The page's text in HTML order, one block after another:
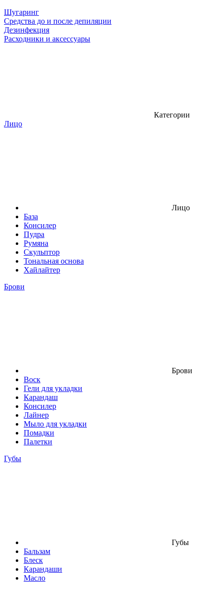
Шугаринг
Средства до и после депиляции
Дезинфекция
Расходники и аксессуары
Категории
Лицо
Лицо
База
Консилер
Пудра
Румяна
Скульптор
Тональная основа
Хайлайтер
Брови
Брови
Воск
Гели для укладки
Карандаш
Консилер
Лайнер
Мыло для укладки
Помадки
Палетки
Губы
Губы
Бальзам
Блеск
Карандаши
Масло